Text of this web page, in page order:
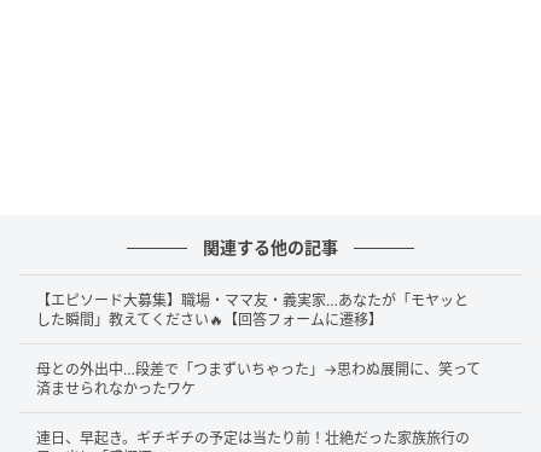
関連する他の記事
【エピソード大募集】職場・ママ友・義実家…あなたが「モヤッと
した瞬間」教えてください🔥【回答フォームに遷移】
母との外出中…段差で「つまずいちゃった」→思わぬ展開に、笑って
済ませられなかったワケ
連日、早起き。ギチギチの予定は当たり前！壮絶だった家族旅行の